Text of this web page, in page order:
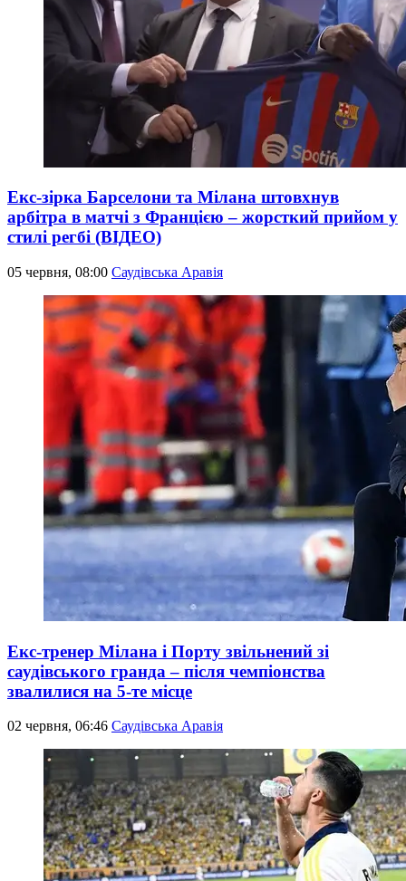
Екс-зірка Барселони та Мілана штовхнув
арбітра в матчі з Францією – жорсткий прийом у
стилі регбі (ВІДЕО)
05 червня, 08:00 Саудівська Аравія
Екс-тренер Мілана і Порту звільнений зі
саудівського гранда – після чемпіонства
звалилися на 5-те місце
02 червня, 06:46 Саудівська Аравія